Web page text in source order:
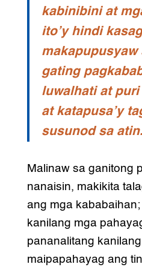
kabinibini at
ito’y hindi
makapupusyaw
gating
luwalhati at
at katapusa’y
susunod sa atin.
Malinaw sa ganitong
nanaisin, makikita
ang mga
kanilang mga
pananalitang
maipapahayag ang